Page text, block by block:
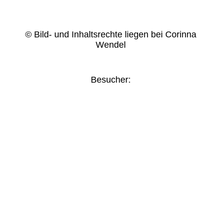
© Bild- und Inhaltsrechte liegen bei Corinna
Wendel
Besucher: